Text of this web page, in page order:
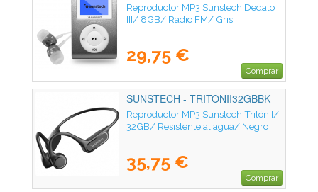
Reproductor MP3 Sunstech Dedalo
III/ 8GB/ Radio FM/ Gris
29,75 €
Comprar
SUNSTECH - TRITONII32GBBK
Reproductor MP3 Sunstech TritónII/
32GB/ Resistente al agua/ Negro
35,75 €
Comprar